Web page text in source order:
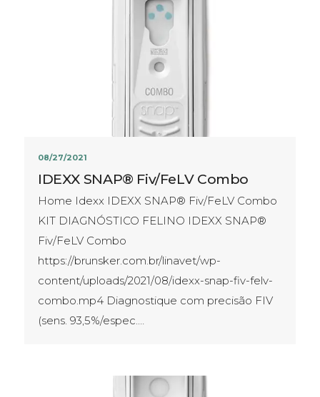
08/27/2021
IDEXX SNAP® Fiv/FeLV Combo
Home Idexx IDEXX SNAP® Fiv/FeLV Combo
KIT DIAGNÓSTICO FELINO IDEXX SNAP®
Fiv/FeLV Combo
https://brunsker.com.br/linavet/wp-
content/uploads/2021/08/idexx-snap-fiv-felv-
combo.mp4 Diagnostique com precisão FIV
(sens. 93,5%/espec.…